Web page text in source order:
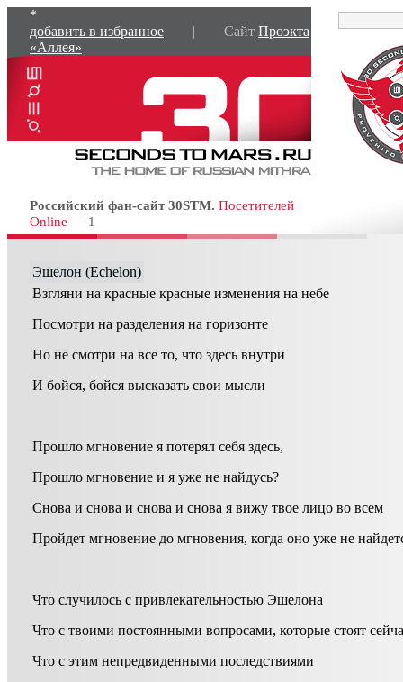
*
добавить в избранное
| Сайт Проэкта
«Аллея»
Российский фан-сайт 30STM. Посетителей
Online — 1
Эшелон (Echelon)
Взгляни на красные красные изменения на небе
Посмотри на разделения на горизонте
Но не смотри на все то, что здесь внутри
И бойся, бойся высказать свои мысли
Прошло мгновение я потерял себя здесь,
Прошло мгновение и я уже не найдусь?
Снова и снова и снова и снова я вижу твое лицо во всем
Пройдет мгновение до мгновения, когда оно уже не
Что случилось с привлекательностью Эшелона
Что с твоими постоянными вопросами, которые стоят
Что с этим непредвиденными последствиями